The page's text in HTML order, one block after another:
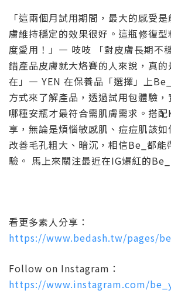
「這兩個月試用期間，最大的感受
膚維持穩定的效果很好。這瓶修復
度愛用！」— 吱吱 「對皮膚長期不
錯產品皮膚就大烙賽的人來說，真
在」— YEN 在保養品「選擇」上
方式來了解產品，透過試用包體驗
哪種安瓶才最符合需肌膚需求。搭
享，無論是煩惱敏感肌、痘痘肌該
改善毛孔粗大、暗沉，相信Be_都能
驗。 馬上來關注最近在IG爆紅的Be_
看更多素人分享：
https://www.bedash.tw/pages/
Follow on Instagram：
https://www.instagram.com/